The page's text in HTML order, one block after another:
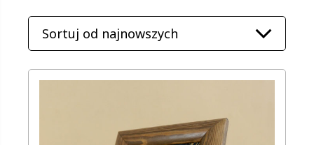
według
najnowszych